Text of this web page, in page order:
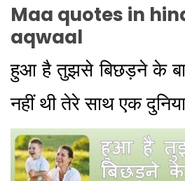
Maa quotes in
aqwaal
हुआ है तुझसे बिछड़ने के
नहीं थी तेरे साथ एक